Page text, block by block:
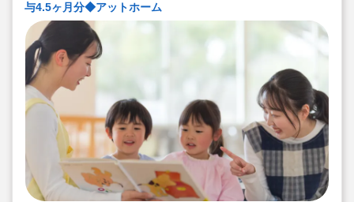
与4.5ヶ月分◆アットホーム